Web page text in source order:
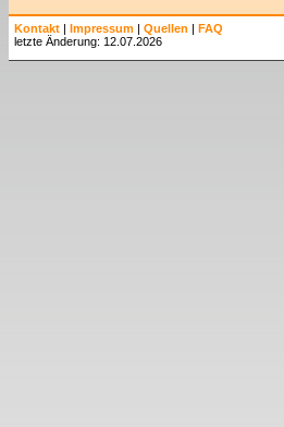
Kontakt | Impressum | Quellen | FAQ
letzte Änderung: 12.07.2026